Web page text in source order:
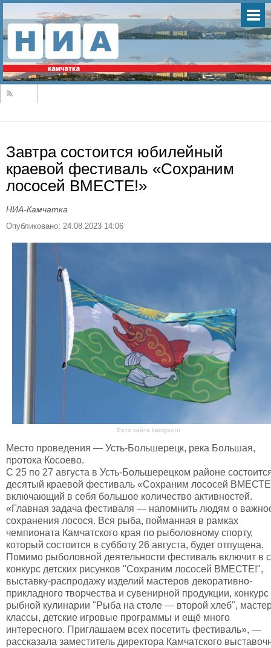
Завтра состоится юбилейный
краевой фестиваль «Сохраним
лососей ВМЕСТЕ!»
НИА-Камчатка
Опубликовано: 24.08.2023 14:06
Фото сайта kamgov.ru
Место проведения — Усть-Большерецк, река Большая,
протока Косоево.
С 25 по 27 августа в Усть-Большерецком районе
десятый краевой фестиваль «Сохраним лососей
включающий в себя большое количество активностей.
«Главная задача фестиваля — напомнить людям о
сохранения лосося. Вся рыба, пойманная в рамках
чемпионата Камчатского края по рыболовному спорту,
который состоится в субботу 26 августа, будет отпущена.
Помимо рыболовной деятельности фестиваль включит в
конкурс детских рисунков "Сохраним лососей ВМЕСТЕ!",
выставку-распродажу изделий мастеров декоративно-
прикладного творчества и сувенирной продукции, конкурс
рыбной кулинарии "Рыба на столе — второй хлеб",
классы, детские игровые программы и ещё много
интересного. Приглашаем всех посетить фестиваль», —
рассказала заместитель директора Камчатского